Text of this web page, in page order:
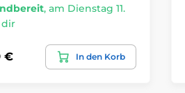
, am Dienstag 11.
dir
€ In den Korb